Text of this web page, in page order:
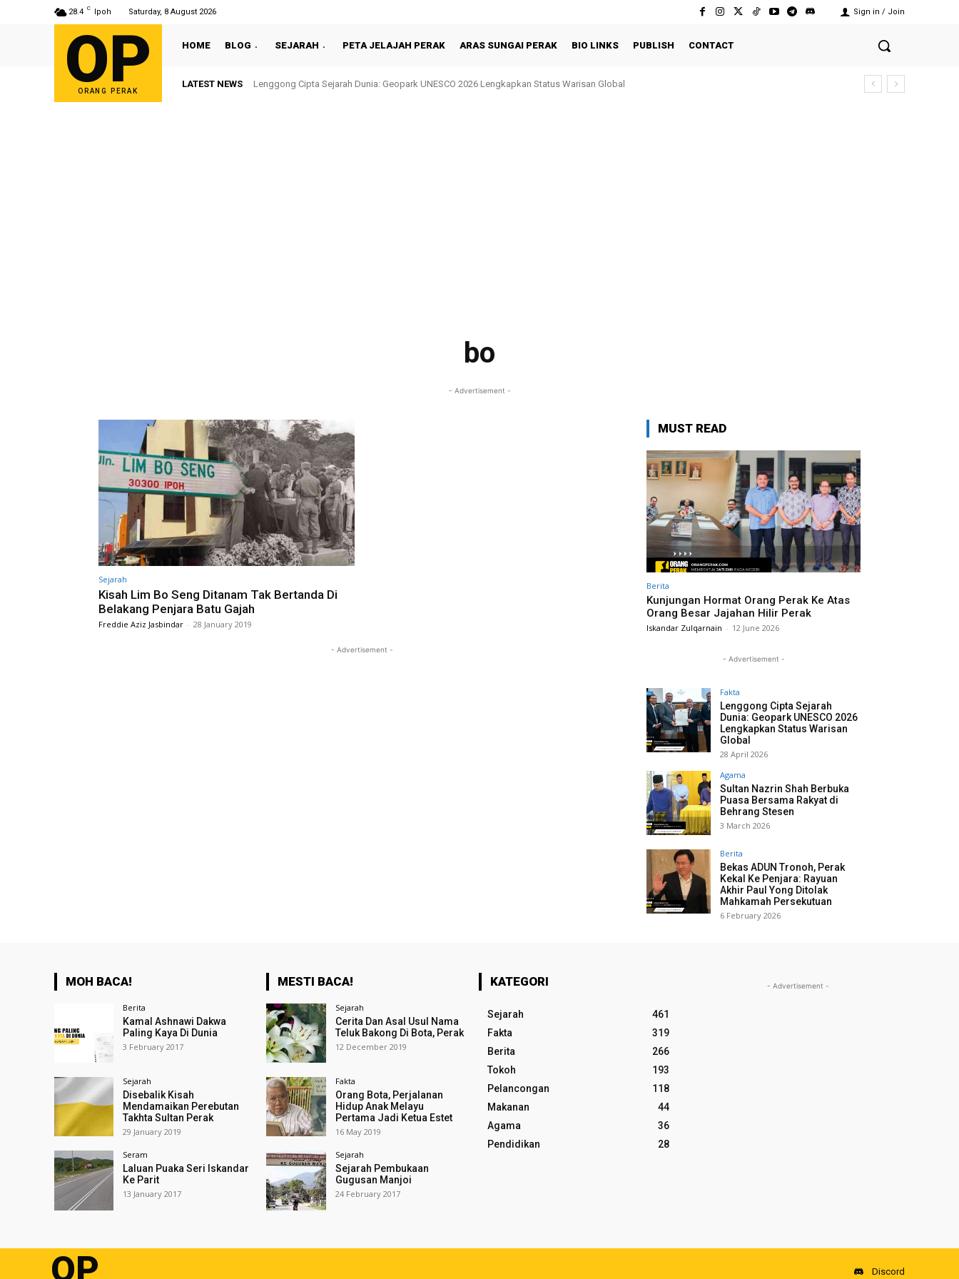
28.4 C Ipoh Saturday, 8 August 2026 Sign in / Join
OP
ORANG PERAK
HOME BLOG SEJARAH PETA JELAJAH PERAK ARAS SUNGAI PERAK BIO LINKS PUBLISH CONTACT
LATEST NEWS Lenggong Cipta Sejarah Dunia: Geopark UNESCO 2026 Lengkapkan Status Warisan Global
bo
- Advertisement -
Sejarah
Kisah Lim Bo Seng Ditanam Tak Bertanda Di
Belakang Penjara Batu Gajah
Freddie Aziz Jasbindar - 28 January 2019
- Advertisement -
MUST READ
Berita
Kunjungan Hormat Orang Perak Ke Atas
Orang Besar Jajahan Hilir Perak
Iskandar Zulqarnain - 12 June 2026
- Advertisement -
Fakta
Lenggong Cipta Sejarah
Dunia: Geopark UNESCO 2026
Lengkapkan Status Warisan
Global
28 April 2026
Agama
Sultan Nazrin Shah Berbuka
Puasa Bersama Rakyat di
Behrang Stesen
3 March 2026
Berita
Bekas ADUN Tronoh, Perak
Kekal Ke Penjara: Rayuan
Akhir Paul Yong Ditolak
Mahkamah Persekutuan
6 February 2026
MOH BACA!
Berita
Kamal Ashnawi Dakwa
Paling Kaya Di Dunia
3 February 2017
Sejarah
Disebalik Kisah
Mendamaikan Perebutan
Takhta Sultan Perak
29 January 2019
Seram
Laluan Puaka Seri Iskandar
Ke Parit
13 January 2017
MESTI BACA!
Sejarah
Cerita Dan Asal Usul Nama
Teluk Bakong Di Bota, Perak
12 December 2019
Fakta
Orang Bota, Perjalanan
Hidup Anak Melayu
Pertama Jadi Ketua Estet
16 May 2019
Sejarah
Sejarah Pembukaan
Gugusan Manjoi
24 February 2017
KATEGORI
Sejarah
461
Fakta
319
Berita
266
Tokoh
193
Pelancongan
118
Makanan
44
Agama
36
Pendidikan
28
- Advertisement -
OP Discord